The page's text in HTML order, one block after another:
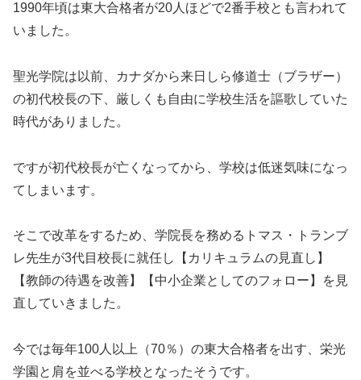
1990年頃は東大合格者が20人ほどで2番手校とも言われて
いました。
聖光学院は以前、カナダから来日しら修道士（ブラザー）
の初代校長の下、厳しくも自由に学校生活を謳歌していた
時代がありました。
ですが初代校長が亡くなってから、学校は低迷気味になっ
てしまいます。
そこで改革をするため、学院長を務めるトマス・トランブ
レ先生が3代目校長に就任し【カリキュラムの見直し】
【教師の待遇を改善】【中小企業としてのフォロー】を見
直していきました。
今では毎年100人以上（70％）の東大合格者を出す、栄光
学園と肩を並べる学校となったそうです。